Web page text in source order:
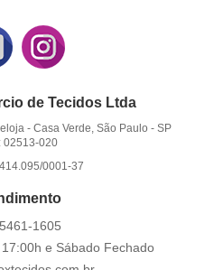
de Tecidos Ltda
- Casa Verde, São Paulo - SP
02513-020
0001-37
5461-1605
e Sábado Fechado